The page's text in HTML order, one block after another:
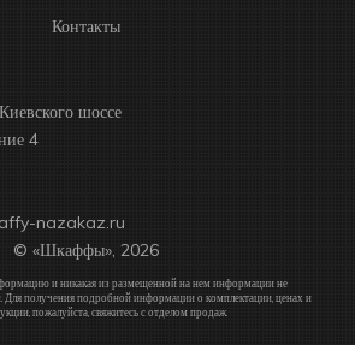
Контакты
шоссе
4
nazakaz.ru
© «Шкаффы», 2026
и никакая из размещенной на нем информации не
Для получения подробной информации о комплектации, ценах и
пожалуйста, свяжитесь с отделом продаж.